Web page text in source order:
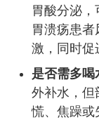
胃酸分泌
胃溃疡患者
激，同时促
是否需多喝
外补水，但
慌、焦躁或